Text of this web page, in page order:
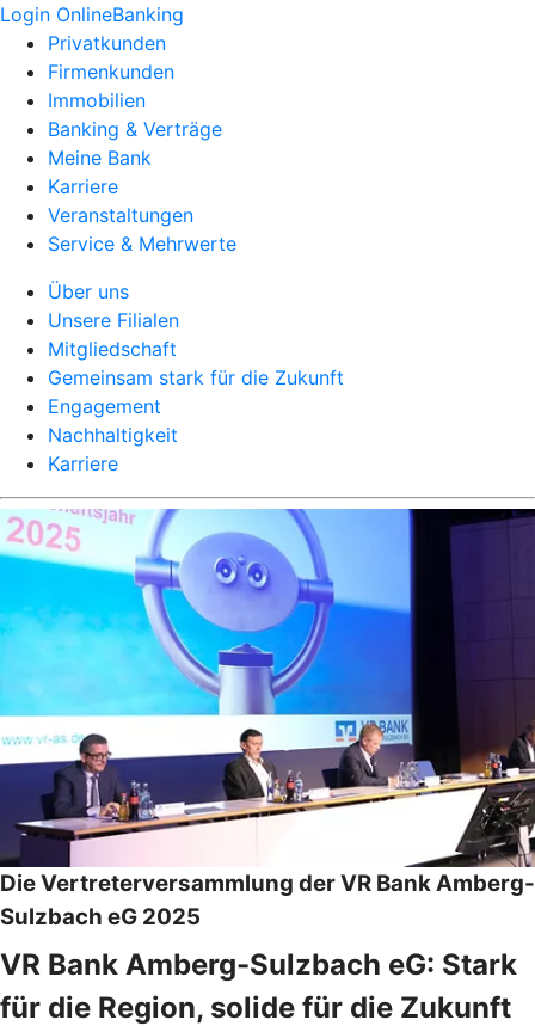
Login OnlineBanking
Privatkunden
Firmenkunden
Immobilien
Banking & Verträge
Meine Bank
Karriere
Veranstaltungen
Service & Mehrwerte
Über uns
Unsere Filialen
Mitgliedschaft
Gemeinsam stark für die Zukunft
Engagement
Nachhaltigkeit
Karriere
Die Vertreterversammlung der VR Bank Amberg-
Sulzbach eG 2025
VR Bank Amberg-Sulzbach eG: Stark
für die Region, solide für die Zukunft